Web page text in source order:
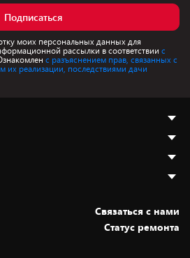
Подписаться
моих персональных данных для
рассылки в соответствии с
с разъяснением прав, связанных с
их реализации, последствиями дачи
Cвязаться с нами
Статус ремонта